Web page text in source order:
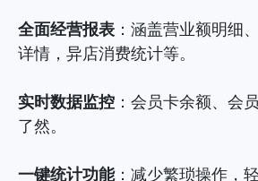
全面经营报表 ：涵盖营业额明细
详情，异店消费统计等。
实时数据监控 ：会员卡余额、会
了然。
一键统计功能：减少繁琐操作，